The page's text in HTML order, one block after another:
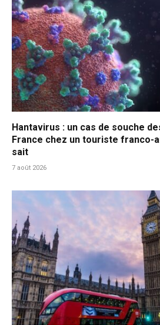
Hantavirus : un cas de souche
France chez un touriste franco-
sait
7 août 2026